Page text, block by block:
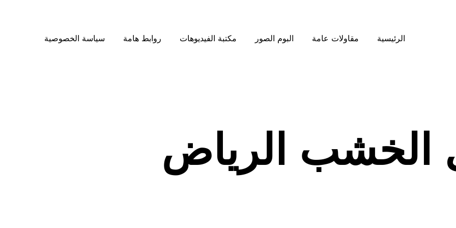
الرئيسية مقاولات عامة البوم الصور مكتبة الفيديوهات روابط هامة سياسة الخصوصية
الخشب الرياض